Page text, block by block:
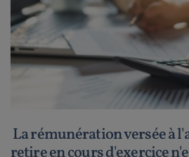
La rémunération versée à